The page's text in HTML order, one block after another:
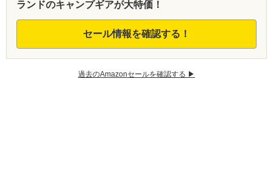
ランドのキャンプギアが大特価！
セール情報を確認する！
過去のAmazonセールを確認する ▶︎